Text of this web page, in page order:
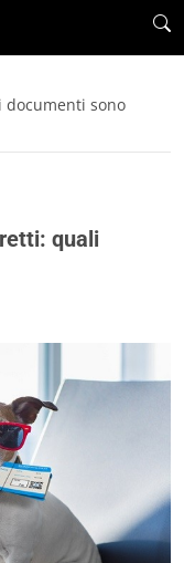
documenti sono
quali